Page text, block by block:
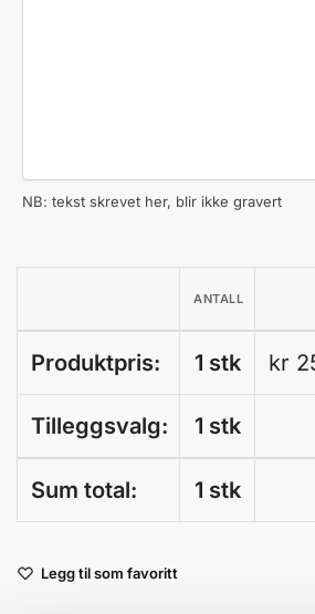
NB: tekst skrevet her, blir ikke gravert
ANTALL
Produktpris: 1 stk kr
Tilleggsvalg: 1 stk
Sum total: 1 stk
l
Legg til som favoritt